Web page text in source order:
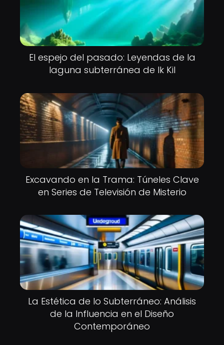
El espejo del pasado: Leyendas de la
laguna subterránea de Ik Kil
Excavando en la Trama: Túneles Clave
en Series de Televisión de Misterio
La Estética de lo Subterráneo: Análisis
de la Influencia en el Diseño
Contemporáneo